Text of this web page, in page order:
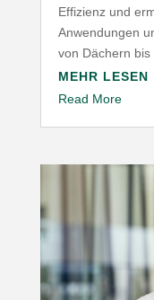
Effizienz und
Anwen­dungen
von Dächern bis
MEHR LESEN
Read More